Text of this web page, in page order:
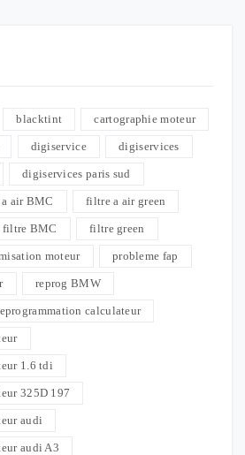
blacktint cartographie moteur
digiservice digiservices
digiservices paris sud
air BMC filtre a air green
filtre BMC filtre green
moteur probleme fap
reprog BMW
calculateur
1.6 tdi
325D 197
audi
audi A3